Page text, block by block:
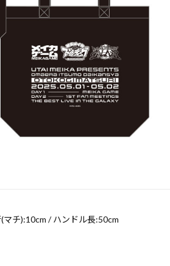
チ):10cm / ハンドル長:50cm